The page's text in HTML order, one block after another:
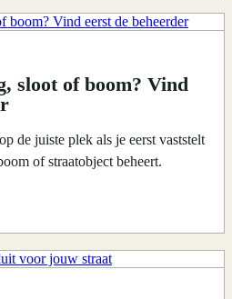
sloot of boom? Vind
de juiste plek als je eerst vaststelt
of straatobject beheert.